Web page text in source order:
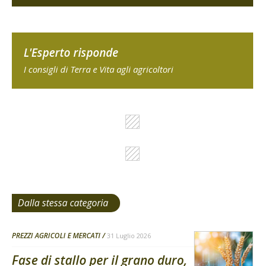
L'Esperto risponde
I consigli di Terra e Vita agli agricoltori
Dalla stessa categoria
PREZZI AGRICOLI E MERCATI 31 Luglio 2026
Fase di stallo per il grano duro,